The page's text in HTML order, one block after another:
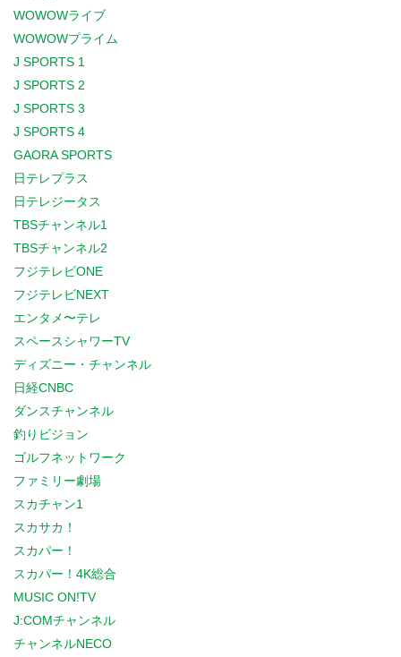
WOWOWライブ
WOWOWプライム
J SPORTS 1
J SPORTS 2
J SPORTS 3
J SPORTS 4
GAORA SPORTS
日テレプラス
日テレジータス
TBSチャンネル1
TBSチャンネル2
フジテレビONE
フジテレビNEXT
エンタメ〜テレ
スペースシャワーTV
ディズニー・チャンネル
日経CNBC
ダンスチャンネル
釣りビジョン
ゴルフネットワーク
ファミリー劇場
スカチャン1
スカサカ！
スカパー！
スカパー！4K総合
MUSIC ON!TV
J:COMチャンネル
チャンネルNECO